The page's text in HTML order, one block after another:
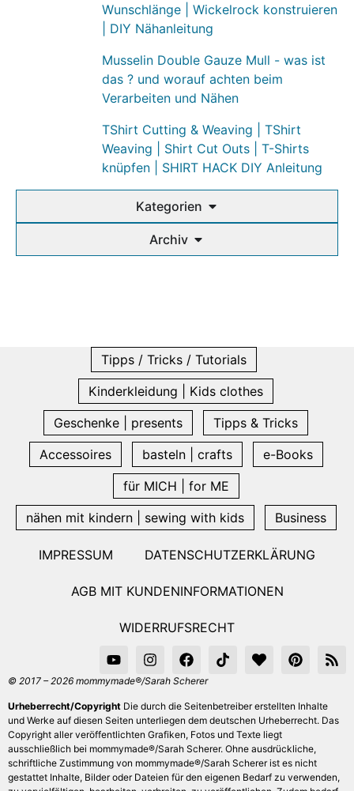
Wunschlänge | Wickelrock konstruieren
| DIY Nähanleitung
Musselin Double Gauze Mull - was ist
das ? und worauf achten beim
Verarbeiten und Nähen
TShirt Cutting & Weaving | TShirt
Weaving | Shirt Cut Outs | T-Shirts
knüpfen | SHIRT HACK DIY Anleitung
Kategorien
Archiv
Tipps / Tricks / Tutorials
Kinderkleidung | Kids clothes
Geschenke | presents
Tipps & Tricks
Accessoires
basteln | crafts
e-Books
für MICH | for ME
nähen mit kindern | sewing with kids
Business
IMPRESSUM DATENSCHUTZERKLÄRUNG
AGB MIT KUNDENINFORMATIONEN
WIDERRUFSRECHT
© 2017 – 2026 mommymade®/Sarah Scherer
Urheberrecht/Copyright Die durch die Seitenbetreiber erstellten Inhalte
und Werke auf diesen Seiten unterliegen dem deutschen Urheberrecht. Das
Copyright aller veröffentlichten Grafiken, Fotos und Texte liegt
ausschließlich bei mommymade®/Sarah Scherer. Ohne ausdrückliche,
schriftliche Zustimmung von mommymade®/Sarah Scherer ist es nicht
gestattet Inhalte, Bilder oder Dateien für den eigenen Bedarf zu verwenden,